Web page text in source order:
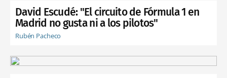
David Escudé: "El circuito de Fórmula 1 en
Madrid no gusta ni a los pilotos"
Rubén Pacheco